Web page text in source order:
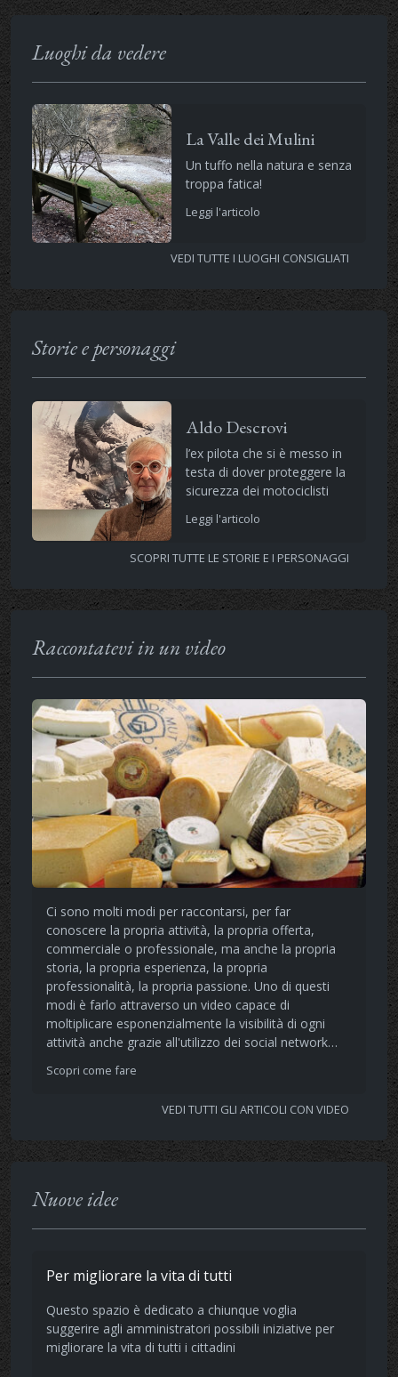
Luoghi da vedere
La Valle dei Mulini
Un tuffo nella natura e senza
troppa fatica!
Leggi l'articolo
VEDI TUTTE I LUOGHI CONSIGLIATI
Storie e personaggi
Aldo Descrovi
l’ex pilota che si è messo in
testa di dover proteggere la
sicurezza dei motociclisti
Leggi l'articolo
SCOPRI TUTTE LE STORIE E I PERSONAGGI
Raccontatevi in un video
Ci sono molti modi per raccontarsi, per far
conoscere la propria attività, la propria offerta,
commerciale o professionale, ma anche la propria
storia, la propria esperienza, la propria
professionalità, la propria passione. Uno di questi
modi è farlo attraverso un video capace di
moltiplicare esponenzialmente la visibilità di ogni
attività anche grazie all'utilizzo dei social network…
Scopri come fare
VEDI TUTTI GLI ARTICOLI CON VIDEO
Nuove idee
Per migliorare la vita di tutti
Questo spazio è dedicato a chiunque voglia
suggerire agli amministratori possibili iniziative per
migliorare la vita di tutti i cittadini